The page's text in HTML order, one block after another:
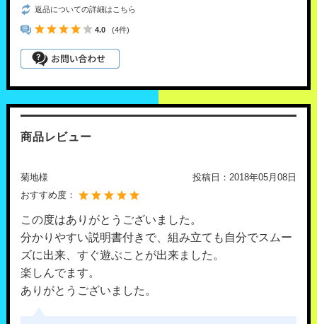
返品についての詳細はこちら
4.0 (4件)
商品レビュー
菊地様 投稿日： 2018年05月08日
おすすめ度：
この度はありがとうございました。
分かりやすい説明書付きで、組み立ても自分でスムー
ズに出来、すぐ遊ぶことが出来ました。
楽しんでます。
ありがとうございました。